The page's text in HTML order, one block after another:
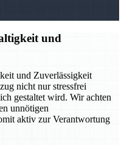
und
und Zuverlässigkeit
nicht nur stressfrei
gestaltet wird. Wir achten
unnötigen
aktiv zur Verantwortung